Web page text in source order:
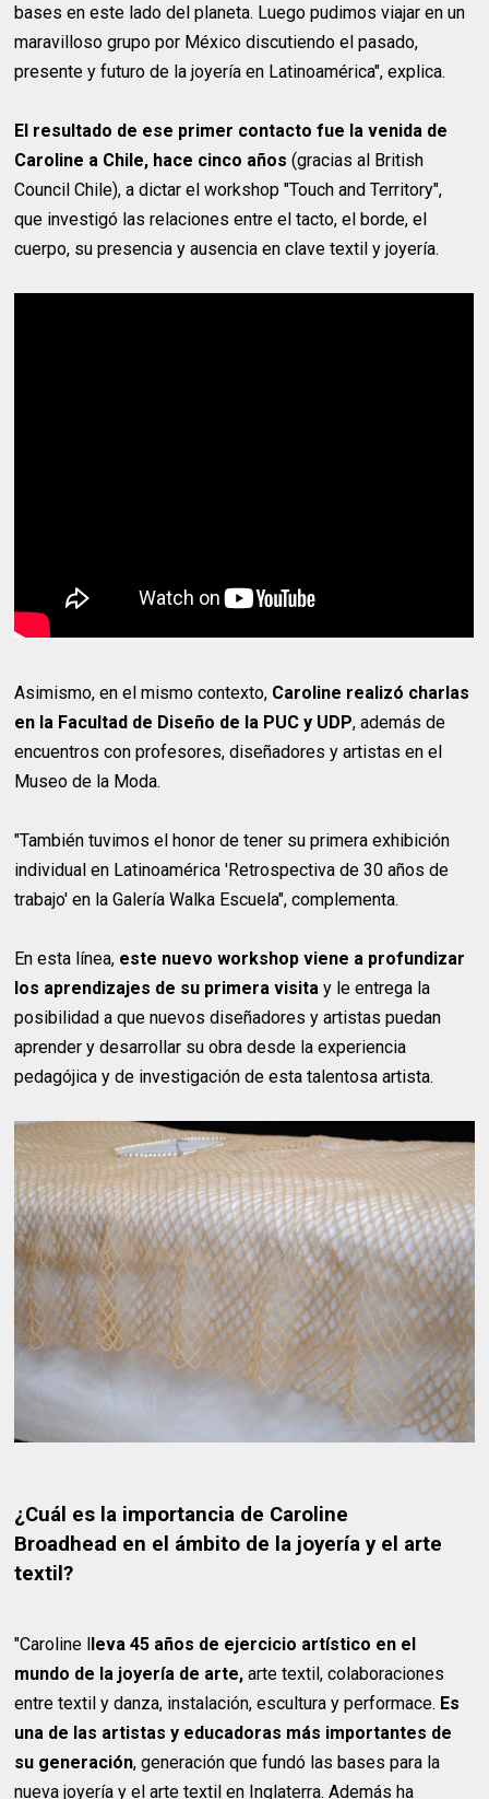
bases en este lado del planeta. Luego pudimos viajar en un
maravilloso grupo por México discutiendo el pasado,
presente y futuro de la joyería en Latinoamérica", explica.
El resultado de ese primer contacto fue la venida de
Caroline a Chile, hace cinco años(gracias al British
Council Chile), a dictar el workshop "Touch and Territory",
que investigó las relaciones entre el tacto, el borde, el
cuerpo, su presencia y ausencia en clave textil y joyería.
Asimismo, en el mismo contexto, Caroline realizó charlas
en la Facultad de Diseño de la PUC y UDP, además de
encuentros con profesores, diseñadores y artistas en el
Museo de la Moda.
"También tuvimos el honor de tener su primera exhibición
individual en Latinoamérica 'Retrospectiva de 30 años de
trabajo' en la Galería Walka Escuela", complementa.
En esta línea, este nuevo workshop viene a profundizar
los aprendizajes de su primera visitay le entrega la
posibilidad a que nuevos diseñadores y artistas puedan
aprender y desarrollar su obra desde la experiencia
pedagójica y de investigación de esta talentosa artista.
¿Cuál es la importancia de Caroline
Broadhead en el ámbito de la joyería y el arte
textil?
"Caroline lleva 45 años de ejercicio artístico en el
mundo de la joyería de arte,arte textil, colaboraciones
entre textil y danza, instalación, escultura y performace. Es
una de las artistas y educadoras más importantes de
su generación, generación que fundó las bases para la
nueva joyería y el arte textil en Inglaterra. Además ha